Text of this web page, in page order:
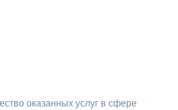
оказанных услуг в сфере